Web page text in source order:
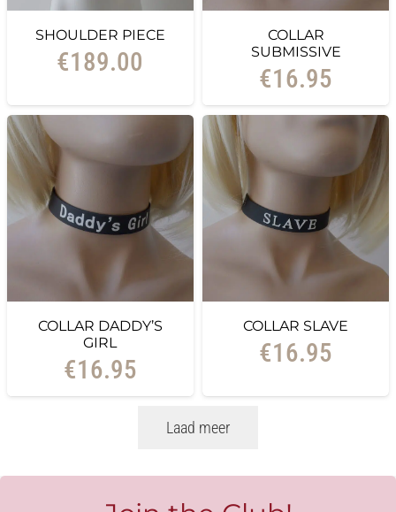
SHOULDER PIECE
€189.00
COLLAR
SUBMISSIVE
€16.95
COLLAR DADDY’S
GIRL
€16.95
COLLAR SLAVE
€16.95
Laad meer